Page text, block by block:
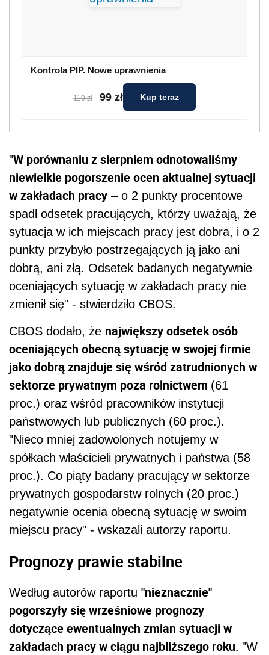
Kontrola PIP. Nowe uprawnienia
119 zł 99 zł Kup teraz
"W porównaniu z sierpniem odnotowaliśmy
niewielkie pogorszenie ocen aktualnej sytuacji
w zakładach pracy – o 2 punkty procentowe
spadł odsetek pracujących, którzy uważają, że
sytuacja w ich miejscach pracy jest dobra, i o 2
punkty przybyło postrzegających ją jako ani
dobrą, ani złą. Odsetek badanych negatywnie
oceniających sytuację w zakładach pracy nie
zmienił się" - stwierdziło CBOS.
CBOS dodało, że największy odsetek osób
oceniających obecną sytuację w swojej firmie
jako dobrą znajduje się wśród zatrudnionych w
sektorze prywatnym poza rolnictwem (61
proc.) oraz wśród pracowników instytucji
państwowych lub publicznych (60 proc.).
"Nieco mniej zadowolonych notujemy w
spółkach właścicieli prywatnych i państwa (58
proc.). Co piąty badany pracujący w sektorze
prywatnych gospodarstw rolnych (20 proc.)
negatywnie ocenia obecną sytuację w swoim
miejscu pracy" - wskazali autorzy raportu.
Prognozy prawie stabilne
Według autorów raportu "nieznacznie"
pogorszyły się wrześniowe prognozy
dotyczące ewentualnych zmian sytuacji w
zakładach pracy w ciągu najbliższego roku. "W